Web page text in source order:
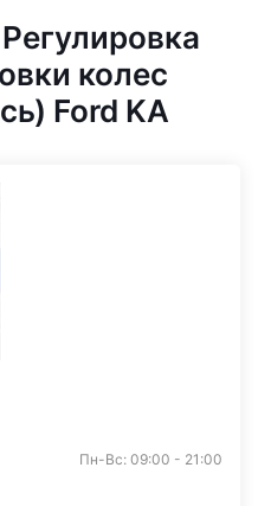
колес
Ford KA
Пн-Вс: 09:00 - 21:00